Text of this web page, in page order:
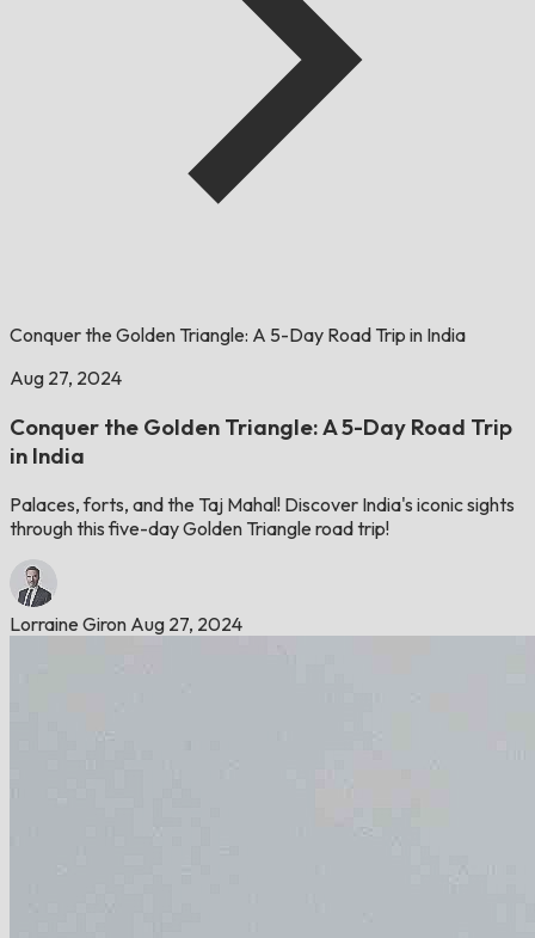
Conquer the Golden Triangle: A 5-Day Road Trip in India
Aug 27, 2024
Conquer the Golden Triangle: A 5-Day Road Trip
in India
Palaces, forts, and the Taj Mahal! Discover India's iconic sights
through this five-day Golden Triangle road trip!
Lorraine Giron Aug 27, 2024